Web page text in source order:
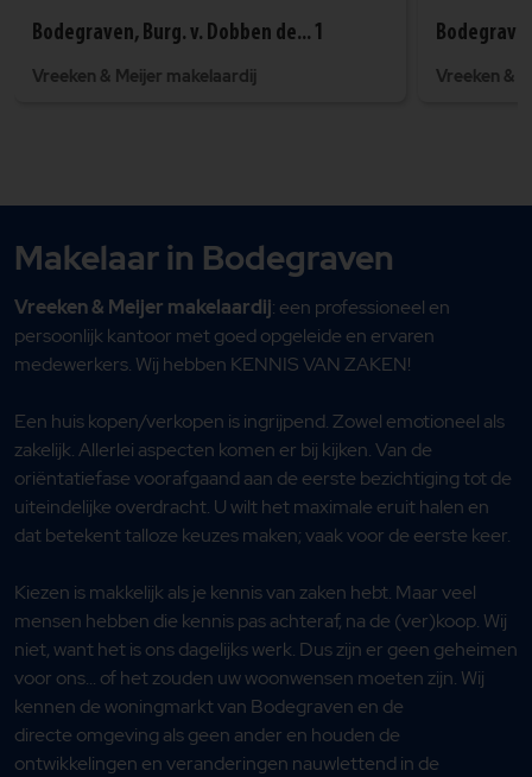
Bodegraven, Burg. v. Dobben de... 1
Vreeken & Meijer makelaardij
Vreeken &
Makelaar in Bodegraven
Vreeken & Meijer makelaardij: een professioneel en
persoonlijk kantoor met goed opgeleide en ervaren
medewerkers. Wij hebben KENNIS VAN ZAKEN!
Een huis kopen/verkopen is ingrijpend. Zowel emotioneel als
zakelijk. Allerlei aspecten komen er bij kijken. Van de
oriëntatiefase voorafgaand aan de eerste bezichtiging tot de
uiteindelijke overdracht. U wilt het maximale eruit halen en
dat betekent talloze keuzes maken; vaak voor de eerste keer.
Kiezen is makkelijk als je kennis van zaken hebt. Maar veel
mensen hebben die kennis pas achteraf, na de (ver)koop. Wij
niet, want het is ons dagelijks werk. Dus zijn er geen geheimen
voor ons... of het zouden uw woonwensen moeten zijn. Wij
kennen de woningmarkt van Bodegraven en de
directe omgeving als geen ander en houden de
ontwikkelingen en veranderingen nauwlettend in de